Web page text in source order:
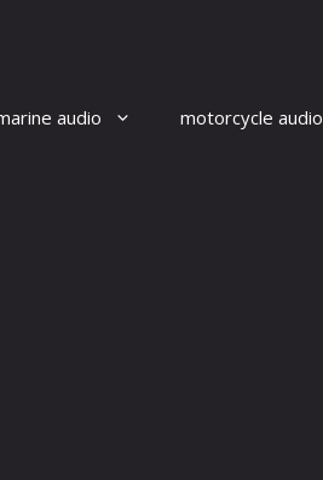
audio motorcycle audio